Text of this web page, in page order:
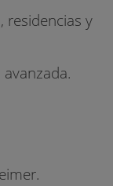
residencias y